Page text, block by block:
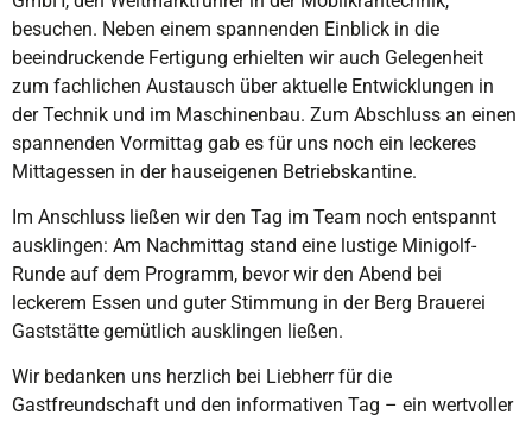
besuchen. Neben einem spannenden Einblick in die
beeindruckende Fertigung erhielten wir auch Gelegenheit
zum fachlichen Austausch über aktuelle Entwicklungen in
der Technik und im Maschinenbau. Zum Abschluss an einen
spannenden Vormittag gab es für uns noch ein leckeres
Mittagessen in der hauseigenen Betriebskantine.
Im Anschluss ließen wir den Tag im Team noch entspannt
ausklingen: Am Nachmittag stand eine lustige Minigolf-
Runde auf dem Programm, bevor wir den Abend bei
leckerem Essen und guter Stimmung in der Berg Brauerei
Gaststätte gemütlich ausklingen ließen.
Wir bedanken uns herzlich bei Liebherr für die
Gastfreundschaft und den informativen Tag – ein wertvoller